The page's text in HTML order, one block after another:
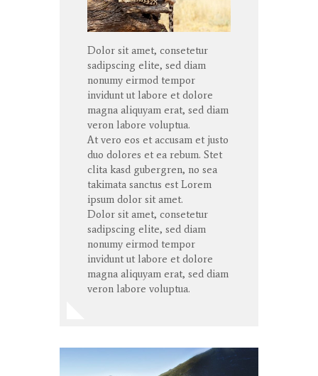
Dolor sit amet, consetetur
sadipscing elite, sed diam
nonumy eirmod tempor
invidunt ut labore et dolore
magna aliquyam erat, sed diam
veron labore voluptua.
At vero eos et accusam et justo
duo dolores et ea rebum. Stet
clita kasd gubergren, no sea
takimata sanctus est Lorem
ipsum dolor sit amet.
Dolor sit amet, consetetur
sadipscing elite, sed diam
nonumy eirmod tempor
invidunt ut labore et dolore
magna aliquyam erat, sed diam
veron labore voluptua.